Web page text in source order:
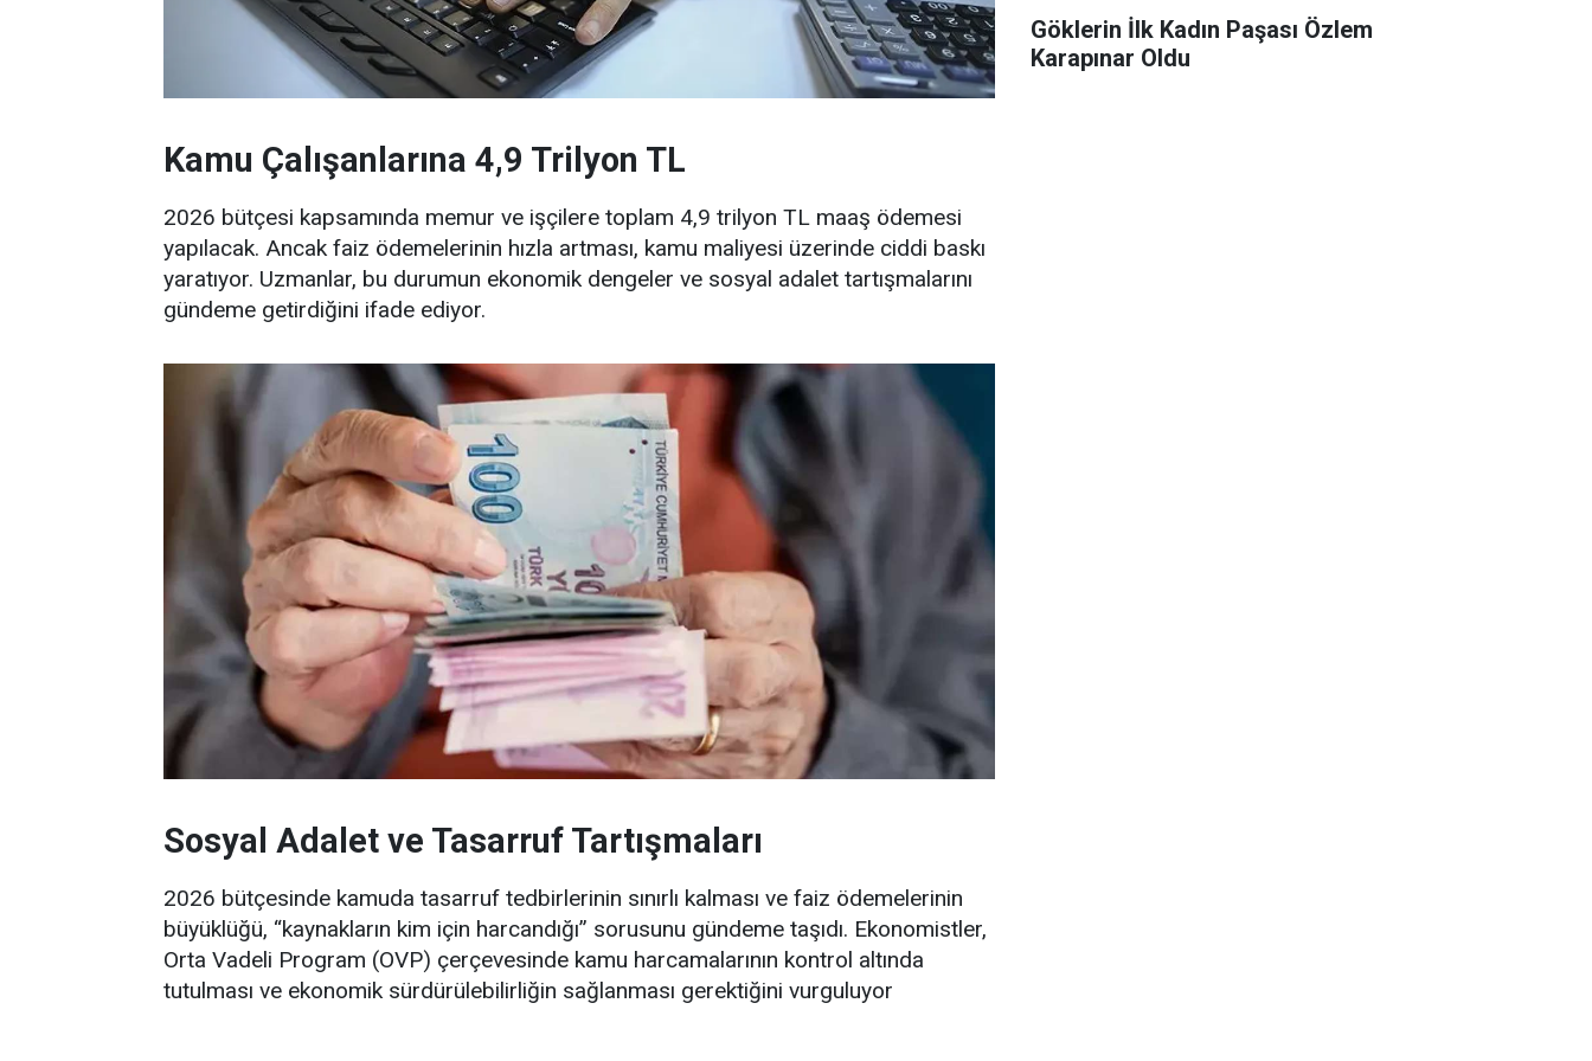
Kamu Çalışanlarına 4,9 Trilyon TL
2026 bütçesi kapsamında memur ve işçilere toplam 4,9 trilyon TL maaş ödemesi
yapılacak. Ancak faiz ödemelerinin hızla artması, kamu maliyesi üzerinde ciddi baskı
yaratıyor. Uzmanlar, bu durumun ekonomik dengeler ve sosyal adalet tartışmalarını
gündeme getirdiğini ifade ediyor.
Sosyal Adalet ve Tasarruf Tartışmaları
2026 bütçesinde kamuda tasarruf tedbirlerinin sınırlı kalması ve faiz ödemelerinin
büyüklüğü, “kaynakların kim için harcandığı” sorusunu gündeme taşıdı. Ekonomistler,
Orta Vadeli Program (OVP) çerçevesinde kamu harcamalarının kontrol altında
tutulması ve ekonomik sürdürülebilirliğin sağlanması gerektiğini vurguluyor
Göklerin İlk Kadın Paşası Özlem
Karapınar Oldu